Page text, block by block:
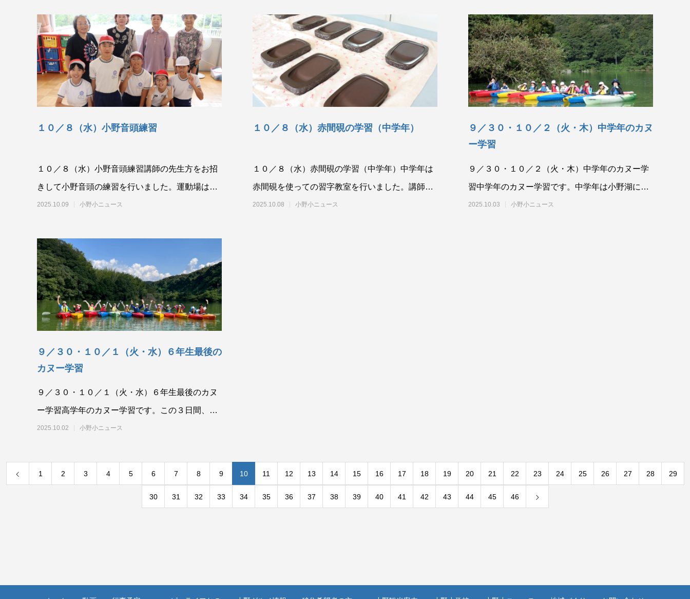
１０／８（水）小野音頭練習
１０／８（水）小野音頭練習講師の先生方をお招
きして小野音頭の練習を行いました。運動場はあ
いにくの雨模様でしたので、２階のホールを活用
2025.10.09 小野小ニュース
１０／８（水）赤間硯の学習（中学年）
１０／８（水）赤間硯の学習（中学年）中学年は
赤間硯を使っての習字教室を行いました。講師の
先生より、赤間硯の制作にかける思いをお聞きし
2025.10.08 小野小ニュース
９／３０・１０／２（火・木）中学年のカヌ
ー学習
９／３０・１０／２（火・木）中学年のカヌー学
習中学年のカヌー学習です。中学年は小野湖につ
いて調べ学習をしているところです。カヌーで、
2025.10.03 小野小ニュース
９／３０・１０／１（火・水）６年生最後の
カヌー学習
９／３０・１０／１（火・水）６年生最後のカヌ
ー学習高学年のカヌー学習です。この３日間、沢
山の方にお世話になりました。本当にありがとう
2025.10.02 小野小ニュース
1 2 3 4 5 6 7 8 9 10 11 12 13 14 15 16 17 18 19 20 21 22 23 24 25 26 27 28 29
30 31 32 33 34 35 36 37 38 39 40 41 42 43 44 45 46